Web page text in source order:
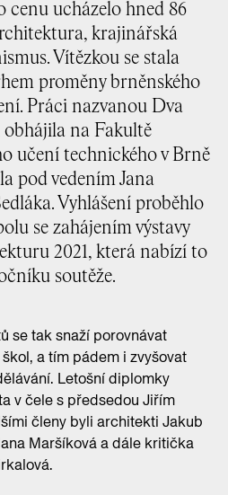
cenu ucházelo hned 86
krajinářská
Vítězkou se stala
proměny brněnského
Práci nazvanou Dva
na Fakultě
učení technického v Brně
pod vedením Jana
Vyhlášení proběhlo
se zahájením výstavy
2021, která nabízí to
soutěže.
se tak snaží porovnávat
a tím pádem i zvyšovat
Letošní diplomky
v čele s předsedou Jiřím
členy byli architekti Jakub
Maršíková a dále kritička